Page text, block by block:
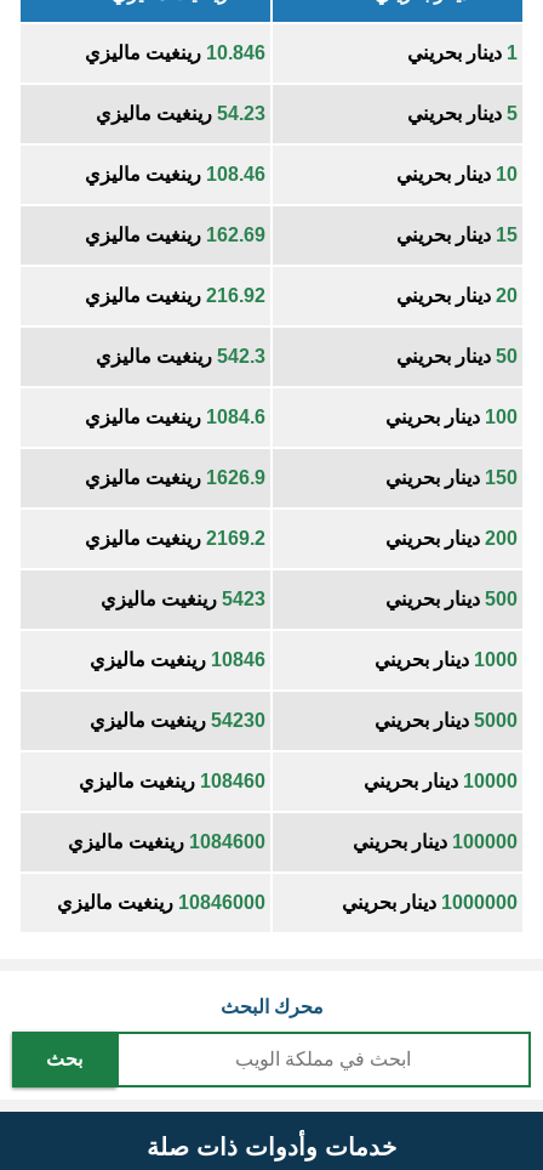
1 دينار بحريني 10.846 رينغيت ماليزي
5 دينار بحريني 54.23 رينغيت ماليزي
10 دينار بحريني 108.46 رينغيت ماليزي
15 دينار بحريني 162.69 رينغيت ماليزي
20 دينار بحريني 216.92 رينغيت ماليزي
50 دينار بحريني 542.3 رينغيت ماليزي
100 دينار بحريني 1084.6 رينغيت ماليزي
150 دينار بحريني 1626.9 رينغيت ماليزي
200 دينار بحريني 2169.2 رينغيت ماليزي
500 دينار بحريني 5423 رينغيت ماليزي
1000 دينار بحريني 10846 رينغيت ماليزي
5000 دينار بحريني 54230 رينغيت ماليزي
10000 دينار بحريني 108460 رينغيت ماليزي
100000 دينار بحريني 1084600 رينغيت ماليزي
1000000 دينار بحريني 10846000 رينغيت ماليزي
محرك البحث
بحث
خدمات وأدوات ذات صلة